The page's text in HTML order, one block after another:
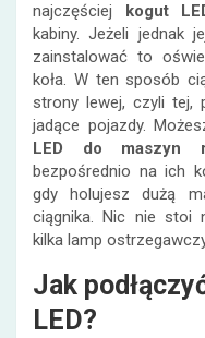
najczęściej kogut
kabiny. Jeżeli jednak
zainstalować to
koła. W ten sposób
strony lewej, czyli tej,
jadące pojazdy.
LED do maszyn
bezpośrednio na ich
gdy holujesz dużą
ciągnika. Nic nie stoi
kilka lamp
Jak
LED?